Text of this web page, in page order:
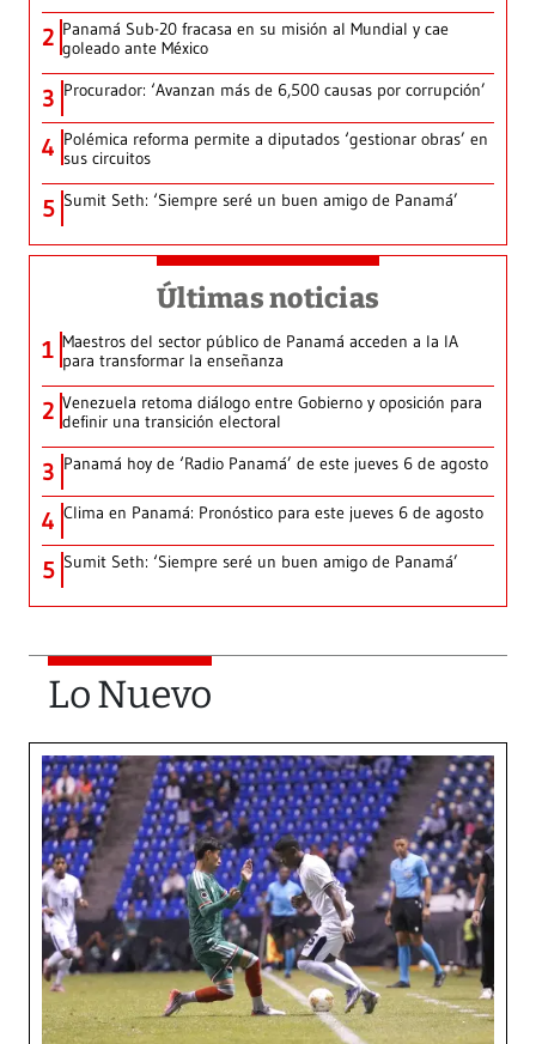
2 Panamá Sub-20 fracasa en su misión al Mundial y cae
goleado ante México
3 Procurador: ‘Avanzan más de 6,500 causas por corrupción’
4 Polémica reforma permite a diputados ‘gestionar obras’ en
sus circuitos
5 Sumit Seth: ‘Siempre seré un buen amigo de Panamá’
Últimas noticias
1 Maestros del sector público de Panamá acceden a la IA
para transformar la enseñanza
2 Venezuela retoma diálogo entre Gobierno y oposición para
definir una transición electoral
3 Panamá hoy de ‘Radio Panamá’ de este jueves 6 de agosto
4 Clima en Panamá: Pronóstico para este jueves 6 de agosto
5 Sumit Seth: ‘Siempre seré un buen amigo de Panamá’
Lo Nuevo